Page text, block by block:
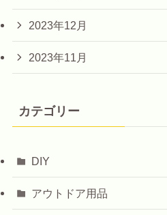
2023年12月
2023年11月
カテゴリー
DIY
アウトドア用品